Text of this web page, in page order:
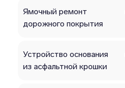
Ямочный ремонт
дорожного покрытия
Устройство основания
из асфальтной крошки